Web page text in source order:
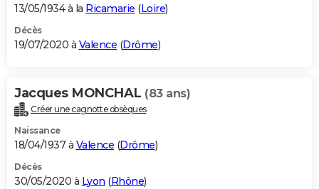
13/05/1934 à la Ricamarie (Loire)
Décès
19/07/2020 à Valence (Drôme)
Jacques MONCHAL (83 ans)
Créer une cagnotte obsèques
Naissance
18/04/1937 à Valence (Drôme)
Décès
30/05/2020 à Lyon (Rhône)